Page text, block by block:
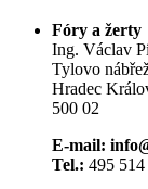
Fóry a žerty
Ing. Václav
Tylovo
Hradec
500 02
E-mail:
Tel.: 495